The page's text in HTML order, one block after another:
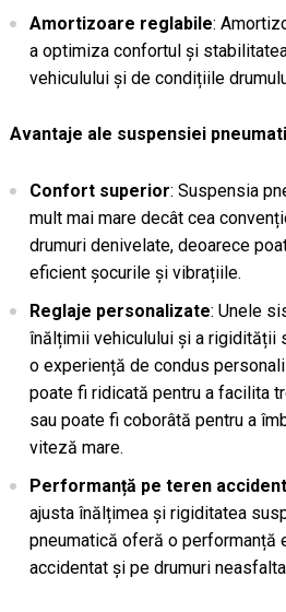
Amortizoare reglabile:
a optimiza confortul și
vehiculului și de condițiile
Avantaje ale suspensiei
Confort superior: Suspensia
mult mai mare decât cea
drumuri denivelate, deoarece
eficient șocurile și vibrațiile.
Reglaje personalizate: Unele
înălțimii vehiculului și a rigidității
o experiență de condus
poate fi ridicată pentru a facilita
sau poate fi coborâtă pentru a
viteză mare.
Performanță pe teren
ajusta înălțimea și rigiditatea
pneumatică oferă o performanță
accidentat și pe drumuri